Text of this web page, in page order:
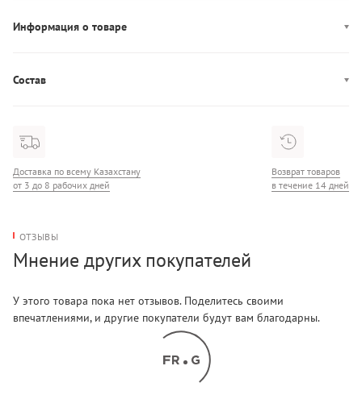
Информация о товаре
Производство: Вьетнам
Состав
Доставка по всему Казахстану
от 3 до 8 рабочих дней
Возврат товаров
в течение 14 дней
ОТЗЫВЫ
Мнение других покупателей
У этого товара пока нет отзывов. Поделитесь своими
впечатлениями, и другие покупатели будут вам благодарны.